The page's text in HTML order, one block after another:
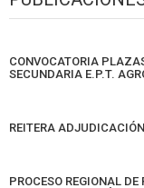
CONVOCATORIA
SECUNDARIA E.P.T.
REITERA
PROCESO REGIONAL